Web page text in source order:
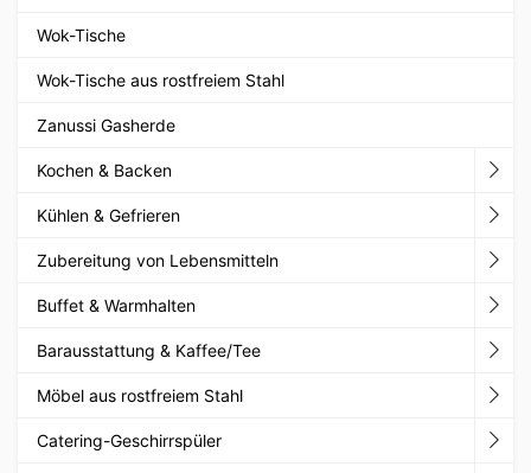
Wok-Tische
Wok-Tische aus rostfreiem Stahl
Zanussi Gasherde
Kochen & Backen
Kühlen & Gefrieren
Zubereitung von Lebensmitteln
Buffet & Warmhalten
Barausstattung & Kaffee/Tee
Möbel aus rostfreiem Stahl
Catering-Geschirrspüler